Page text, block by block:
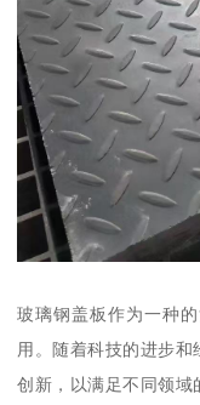
玻璃钢盖板作为一种
用。随着科技的进步
创新，以满足不同领域